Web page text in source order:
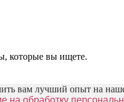
которые вы ищете.
вам лучший опыт на
на обработку